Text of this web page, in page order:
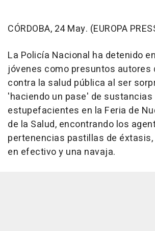
CÓRDOBA, 24 May. (EUROPA
La Policía Nacional ha detenido
jóvenes como presuntos autores
contra la salud pública al ser
'haciendo un pase' de sustancias
estupefacientes en la Feria de
de la Salud, encontrando los
pertenencias pastillas de
en efectivo y una navaja.